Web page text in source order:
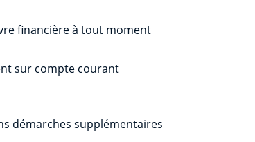
financière à tout moment
sur compte courant
démarches supplémentaires